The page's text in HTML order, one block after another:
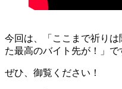
今回は、「ここまで祈り
た最高のバイト先が！」で
ぜひ、御覧ください！